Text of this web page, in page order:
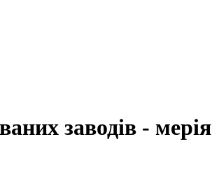
заводів - мерія